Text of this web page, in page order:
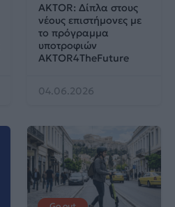
AKTOR: Δίπλα στους
νέους επιστήμονες με
το πρόγραμμα
υποτροφιών
AKTOR4TheFuture
04.06.2026